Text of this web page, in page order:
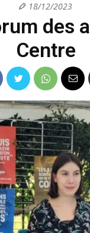
18/12/2023
des
Centre